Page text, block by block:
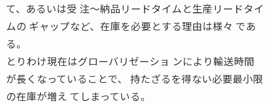
て、あるいは受 注〜納品リードタイムと生産リードタイ
ムの ギャップなど、在庫を必要とする理由は様々 であ
る。
とりわけ現在はグローバリゼーショ ンにより輸送時間
が長くなっていることで、 持たざるを得ない必要最小限
の在庫が増え てしまっている。